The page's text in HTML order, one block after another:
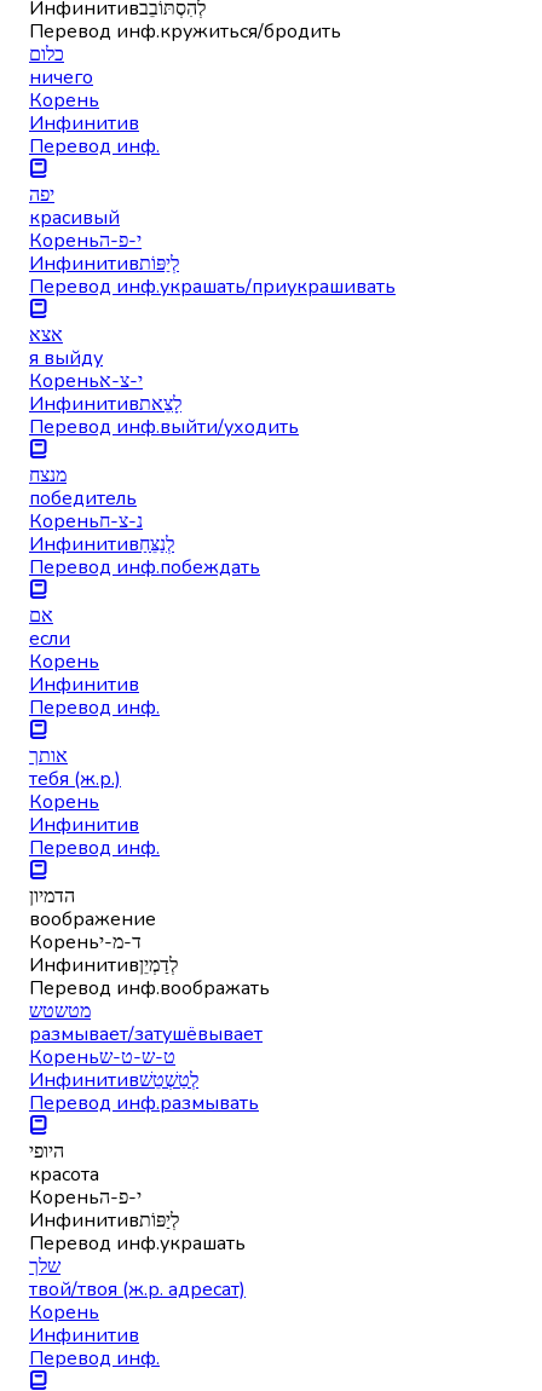
Инфинитивלְהִסְתּוֹבֵב
Перевод инф.кружиться/бродить
כלום
ничего
Корень
Инфинитив
Перевод инф.
יפה
красивый
Кореньי-פ-ה
Инфинитивלְיַפּוֹת
Перевод инф.украшать/приукрашивать
אצא
я выйду
Кореньי-צ-א
Инфинитивלָצֵאת
Перевод инф.выйти/уходить
מנצח
победитель
Кореньנ-צ-ח
Инфинитивלְנַצֵּחַ
Перевод инф.побеждать
אם
если
Корень
Инфинитив
Перевод инф.
אותך
тебя (ж.р.)
Корень
Инфинитив
Перевод инф.
הדמיון
воображение
Кореньד-מ-י
Инфинитивלְדַמְיֵן
Перевод инф.воображать
מטשטש
размывает/затушёвывает
Кореньט-ש-ט-ש
Инфинитивלְטַשְׁטֵשׁ
Перевод инф.размывать
היופי
красота
Кореньי-פ-ה
Инфинитивלְיַפּוֹת
Перевод инф.украшать
שלך
твой/твоя (ж.р. адресат)
Корень
Инфинитив
Перевод инф.